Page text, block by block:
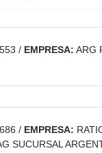
/ EMPRESA: ARG
/ EMPRESA:
SUCURSAL